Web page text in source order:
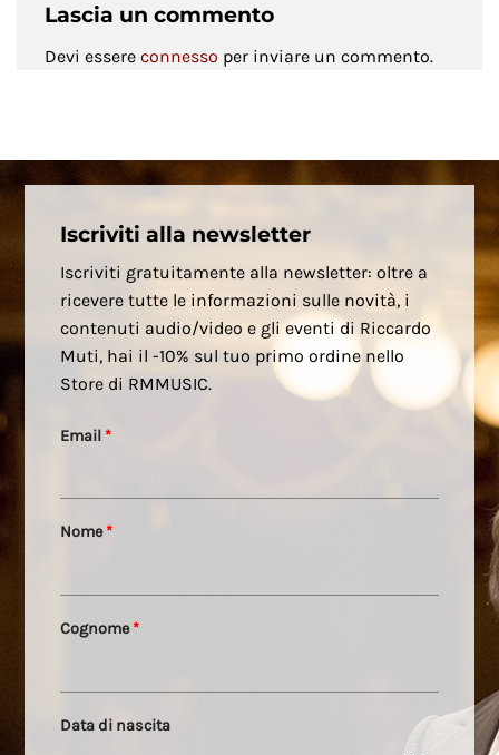
Lascia un commento
Devi essere connesso per inviare un commento.
Iscriviti alla newsletter
Iscriviti gratuitamente alla newsletter: oltre a
ricevere tutte le informazioni sulle novità, i
contenuti audio/video e gli eventi di Riccardo
Muti, hai il -10% sul tuo primo ordine nello
Store di RMMUSIC.
Email *
Nome*
Cognome*
Data di nascita